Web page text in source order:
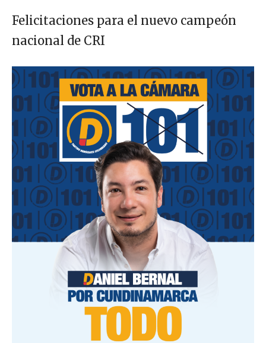
Felicitaciones para el nuevo campeón
nacional de CRI